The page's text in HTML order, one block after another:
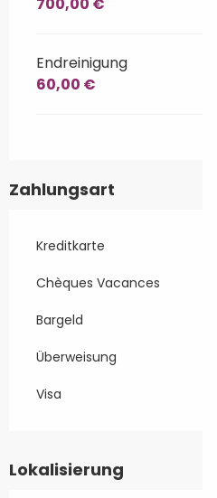
700,00 €
Endreinigung
60,00 €
Zahlungsart
Kreditkarte
Chèques Vacances
Bargeld
Überweisung
Visa
Lokalisierung